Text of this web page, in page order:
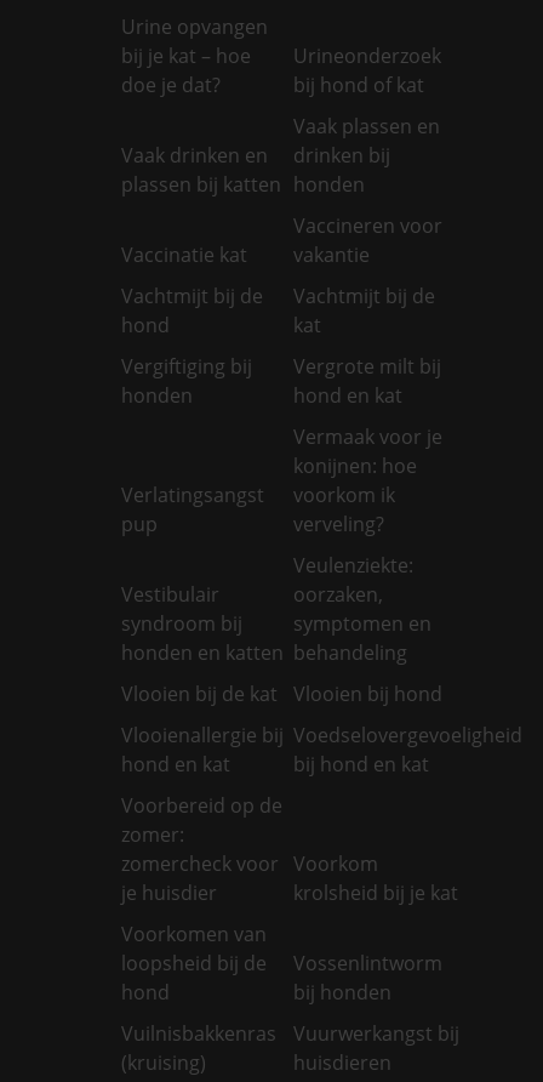
Urine opvangen
bij je kat – hoe
doe je dat?
Urineonderzoek
bij hond of kat
Vaak drinken en
plassen bij katten
Vaak plassen en
drinken bij
honden
Vaccinatie kat
Vaccineren voor
vakantie
Vachtmijt bij de
hond
Vachtmijt bij de
kat
Vergiftiging bij
honden
Vergrote milt bij
hond en kat
Verlatingsangst
pup
Vermaak voor je
konijnen: hoe
voorkom ik
verveling?
Vestibulair
syndroom bij
honden en katten
Veulenziekte:
oorzaken,
symptomen en
behandeling
Vlooien bij de kat
Vlooien bij hond
Vlooienallergie bij
hond en kat
Voedselovergevoeligheid
bij hond en kat
Voorbereid op de
zomer:
zomercheck voor
je huisdier
Voorkom
krolsheid bij je kat
Voorkomen van
loopsheid bij de
hond
Vossenlintworm
bij honden
Vuilnisbakkenras
(kruising)
Vuurwerkangst bij
huisdieren